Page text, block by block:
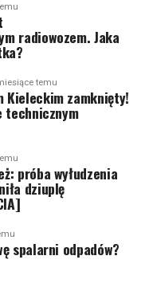
radiowozem. Jaka
temu
Kieleckim zamknięty!
technicznym
próba wyłudzenia
dziuplę
spalarni odpadów?